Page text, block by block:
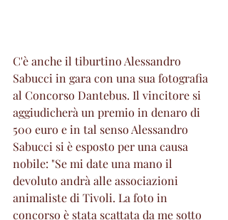
C'è anche il tiburtino Alessandro
Sabucci in gara con una sua fotografia
al Concorso Dantebus. Il vincitore si
aggiudicherà un premio in denaro di
500 euro e in tal senso Alessandro
Sabucci si è esposto per una causa
nobile: "Se mi date una mano il
devoluto andrà alle associazioni
animaliste di Tivoli. La foto in
concorso è stata scattata da me sotto